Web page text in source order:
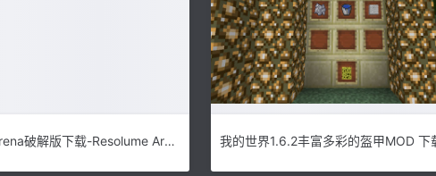
Resolume Arena破解版下载-Resolume Arena(VJ音视频软件)v7.15免费版 我的世界1.6.2丰富多彩的盔甲MOD 下